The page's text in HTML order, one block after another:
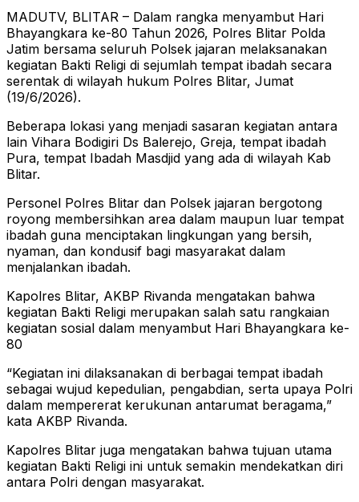
MADUTV, BLITAR – Dalam rangka menyambut Hari
Bhayangkara ke-80 Tahun 2026, Polres Blitar Polda
Jatim bersama seluruh Polsek jajaran melaksanakan
kegiatan Bakti Religi di sejumlah tempat ibadah secara
serentak di wilayah hukum Polres Blitar, Jumat
(19/6/2026).
Beberapa lokasi yang menjadi sasaran kegiatan antara
lain Vihara Bodigiri Ds Balerejo, Greja, tempat ibadah
Pura, tempat Ibadah Masdjid yang ada di wilayah Kab
Blitar.
Personel Polres Blitar dan Polsek jajaran bergotong
royong membersihkan area dalam maupun luar tempat
ibadah guna menciptakan lingkungan yang bersih,
nyaman, dan kondusif bagi masyarakat dalam
menjalankan ibadah.
Kapolres Blitar, AKBP Rivanda mengatakan bahwa
kegiatan Bakti Religi merupakan salah satu rangkaian
kegiatan sosial dalam menyambut Hari Bhayangkara ke-
80
“Kegiatan ini dilaksanakan di berbagai tempat ibadah
sebagai wujud kepedulian, pengabdian, serta upaya Polri
dalam mempererat kerukunan antarumat beragama,”
kata AKBP Rivanda.
Kapolres Blitar juga mengatakan bahwa tujuan utama
kegiatan Bakti Religi ini untuk semakin mendekatkan diri
antara Polri dengan masyarakat.